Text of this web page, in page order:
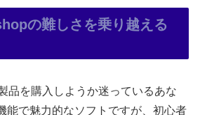
の難しさを乗り越える
品を購入しようか迷っているあな
能で魅力的なソフトですが、初心者